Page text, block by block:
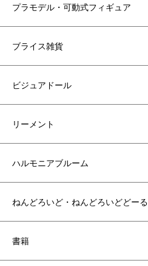
プラモデル・可動式フィギュア
ブライス雑貨
ビジュアドール
リーメント
ハルモニアブルーム
ねんどろいど・ねんどろいどどーる
書籍